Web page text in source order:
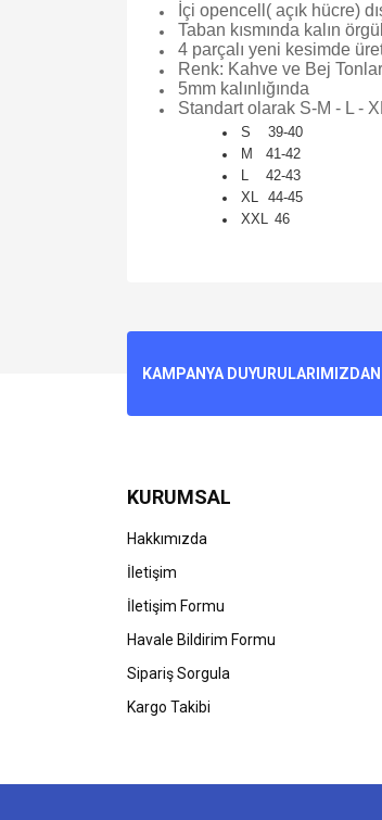
İçi opencell( açık hücre)
Taban kısmında kalın
4 parçalı yeni kesimde
Renk: Kahve ve Bej
5mm kalınlığında
Standart olarak S-M - L -
S 39-40
M 41-42
L 42-43
XL 44-45
XXL 46
Ürün resmi kalitesiz, bozuk
Bu ürüne benzer farklı
KAMPANYA
KURUMSAL
Hakkımızda
İletişim
İletişim Formu
Havale Bildirim Formu
Sipariş Sorgula
Kargo Takibi